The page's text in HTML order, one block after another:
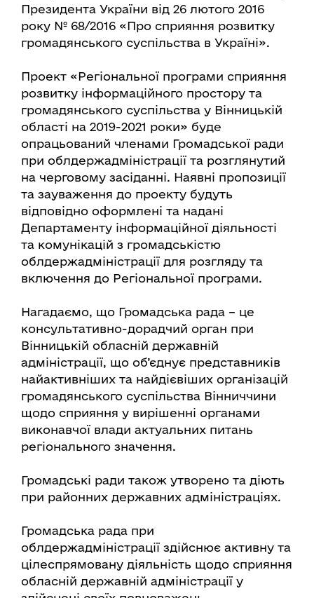
Президента України від 26 лютого 2016
року № 68/2016 «Про сприяння розвитку
громадянського суспільства в Україні».
Проект «Регіональної програми сприяння
розвитку інформаційного простору та
громадянського суспільства у Вінницькій
області на 2019-2021 роки» буде
опрацьований членами Громадської ради
при облдержадміністрації та розглянутий
на черговому засіданні. Наявні пропозиції
та зауваження до проекту будуть
відповідно оформлені та надані
Департаменту інформаційної діяльності
та комунікацій з громадськістю
облдержадміністрації для розгляду та
включення до Регіональної програми.
Нагадаємо, що Громадська рада – це
консультативно-дорадчий орган при
Вінницькій обласній державній
адміністрації, що об’єднує представників
найактивніших та найдієвіших організацій
громадянського суспільства Вінниччини
щодо сприяння у вирішенні органами
виконавчої влади актуальних питань
регіонального значення.
Громадські ради також утворено та діють
при районних державних адміністраціях.
Громадська рада при
облдержадміністрації здійснює активну та
цілеспрямовану діяльність щодо сприяння
обласній державній адміністрації у